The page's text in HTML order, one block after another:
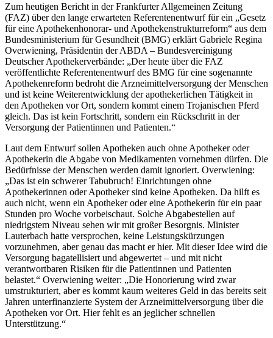
Zum heutigen Bericht in der Frankfurter Allgemeinen Zeitung
(FAZ) über den lange erwarteten Referentenentwurf für ein „Gesetz
für eine Apothekenhonorar- und Apothekenstrukturreform“ aus dem
Bundesministerium für Gesundheit (BMG) erklärt Gabriele Regina
Overwiening, Präsidentin der ABDA – Bundesvereinigung
Deutscher Apothekerverbände: „Der heute über die FAZ
veröffentlichte Referentenentwurf des BMG für eine sogenannte
Apothekenreform bedroht die Arzneimittelversorgung der Menschen
und ist keine Weiterentwicklung der apothekerlichen Tätigkeit in
den Apotheken vor Ort, sondern kommt einem Trojanischen Pferd
gleich. Das ist kein Fortschritt, sondern ein Rückschritt in der
Versorgung der Patientinnen und Patienten.“
Laut dem Entwurf sollen Apotheken auch ohne Apotheker oder
Apothekerin die Abgabe von Medikamenten vornehmen dürfen. Die
Bedürfnisse der Menschen werden damit ignoriert. Overwiening:
„Das ist ein schwerer Tabubruch! Einrichtungen ohne
Apothekerinnen oder Apotheker sind keine Apotheken. Da hilft es
auch nicht, wenn ein Apotheker oder eine Apothekerin für ein paar
Stunden pro Woche vorbeischaut. Solche Abgabestellen auf
niedrigstem Niveau sehen wir mit großer Besorgnis. Minister
Lauterbach hatte versprochen, keine Leistungskürzungen
vorzunehmen, aber genau das macht er hier. Mit dieser Idee wird die
Versorgung bagatellisiert und abgewertet – und mit nicht
verantwortbaren Risiken für die Patientinnen und Patienten
belastet.“ Overwiening weiter: „Die Honorierung wird zwar
umstrukturiert, aber es kommt kaum weiteres Geld in das bereits seit
Jahren unterfinanzierte System der Arzneimittelversorgung über die
Apotheken vor Ort. Hier fehlt es an jeglicher schnellen
Unterstützung.“